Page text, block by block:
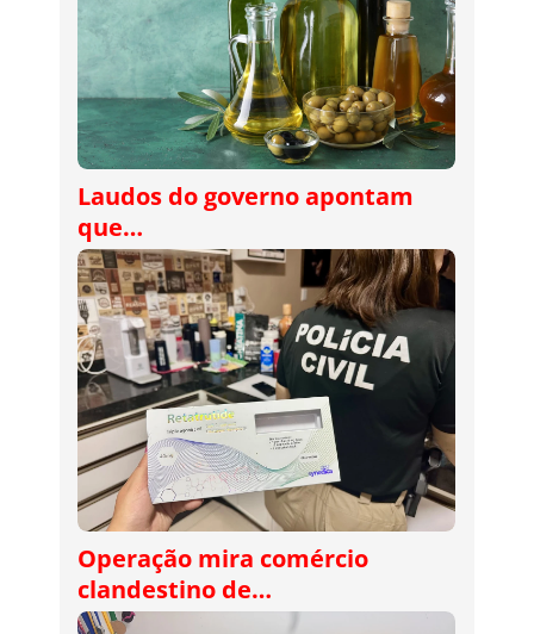
Laudos do governo apontam
que…
Operação mira comércio
clandestino de…